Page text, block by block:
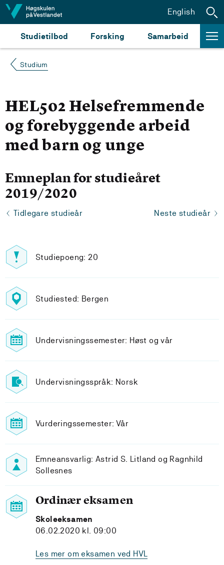
Hopp til innhald
Studietilbod Forsking Samarbeid
English
Studium
HEL502 Helsefremmende
og forebyggende arbeid
med barn og unge
Emneplan for studieåret
2019/2020
Tidlegare studieår Neste studieår
Studiepoeng: 20
Studiested: Bergen
Undervisningssemester: Høst og vår
Undervisningsspråk: Norsk
Vurderingssemester: Vår
Emneansvarlig: Astrid S. Litland og Ragnhild
Sollesnes
Ordinær eksamen
Skoleeksamen
06.02.2020 kl. 09:00
Les mer om eksamen ved HVL